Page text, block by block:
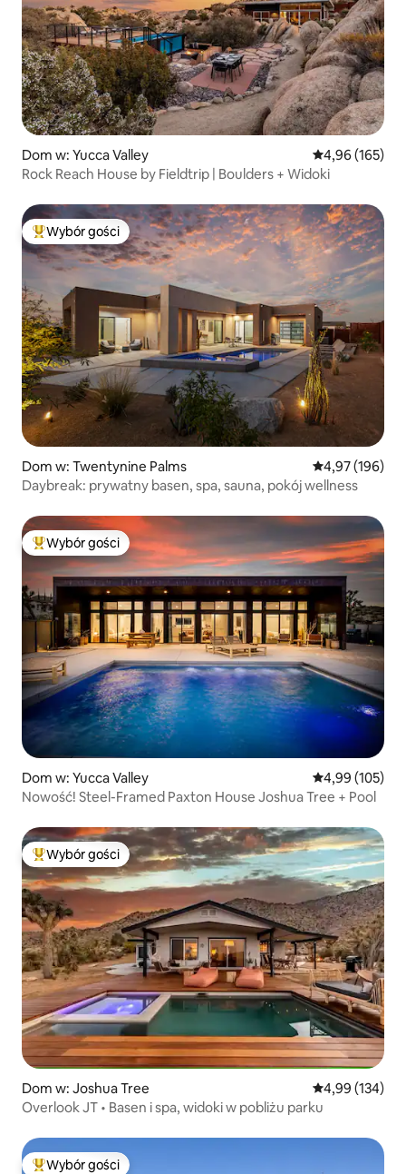
Dom w: Yucca Valley Średnia
4,96 (165)
Rock Reach House by Fieldtrip | Boulders + Widoki
Najpopularniejsze z kategorii Wybór gości
Wybór gości
Dom w: Twentynine Palms Średnia
4,97 (196)
Daybreak: prywatny basen, spa, sauna, pokój wellness
Najpopularniejsze z kategorii Wybór gości
Wybór gości
Dom w: Yucca Valley Średnia
4,99 (105)
Nowość! Steel-Framed Paxton House Joshua Tree + Pool
Najpopularniejsze z kategorii Wybór gości
Wybór gości
Dom w: Joshua Tree Średnia
4,99 (134)
Overlook JT • Basen i spa, widoki w pobliżu parku
Wybór gości